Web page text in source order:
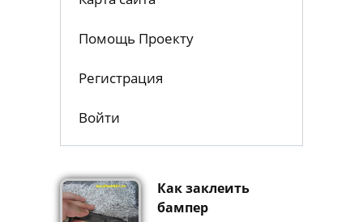
Помощь Проекту
Регистрация
Войти
Как заклеить
бампер